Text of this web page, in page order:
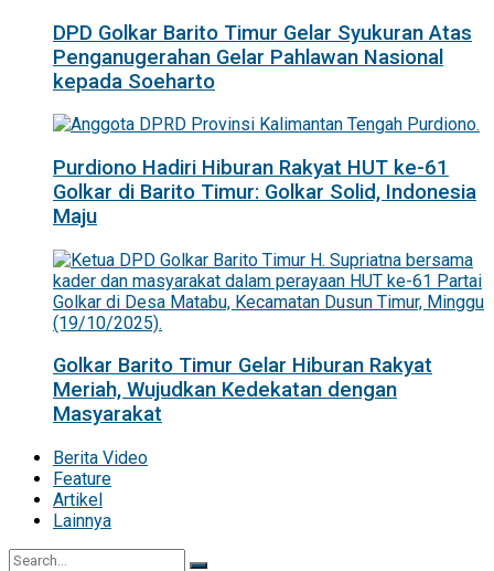
DPD Golkar Barito Timur Gelar Syukuran Atas
Penganugerahan Gelar Pahlawan Nasional
kepada Soeharto
Purdiono Hadiri Hiburan Rakyat HUT ke-61
Golkar di Barito Timur: Golkar Solid, Indonesia
Maju
Golkar Barito Timur Gelar Hiburan Rakyat
Meriah, Wujudkan Kedekatan dengan
Masyarakat
Berita Video
Feature
Artikel
Lainnya